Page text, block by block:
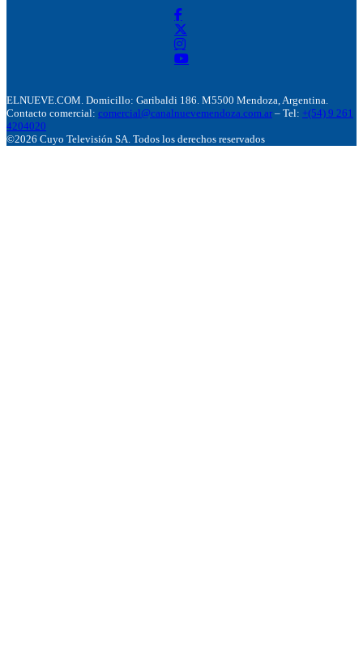
ELNUEVE.COM. Domicillo: Garibaldi 186. M5500 Mendoza, Argentina.
Contacto comercial: comercial@canalnuevemendoza.com.ar – Tel: +(54) 9 261
4204020
©2026 Cuyo Televisión SA. Todos los derechos reservados